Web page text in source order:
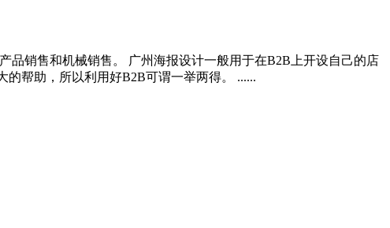
品销售和机械销售。 广州海报设计一般用于在B2B上开设自己的店
帮助，所以利用好B2B可谓一举两得。 ......